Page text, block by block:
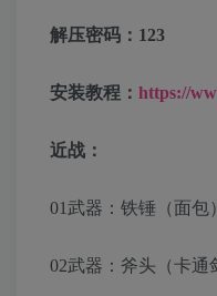
解压密码：123
安装教程： https://
近战：
01武器：铁锤（面包）
02武器：斧头（卡通